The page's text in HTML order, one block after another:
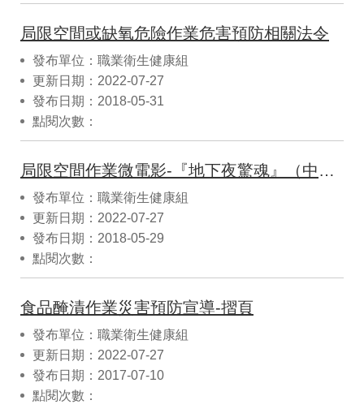
局限空間或缺氧危險作業危害預防相關法令
發布單位：職業衛生健康組
更新日期：2022-07-27
發布日期：2018-05-31
點閱次數：
局限空間作業微電影-『地下夜驚魂』（中英字幕）
發布單位：職業衛生健康組
更新日期：2022-07-27
發布日期：2018-05-29
點閱次數：
食品醃漬作業災害預防宣導-摺頁
發布單位：職業衛生健康組
更新日期：2022-07-27
發布日期：2017-07-10
點閱次數：